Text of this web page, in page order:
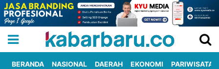
BERANDA NASIONAL DAERAH EKONOMI PARIWISATA